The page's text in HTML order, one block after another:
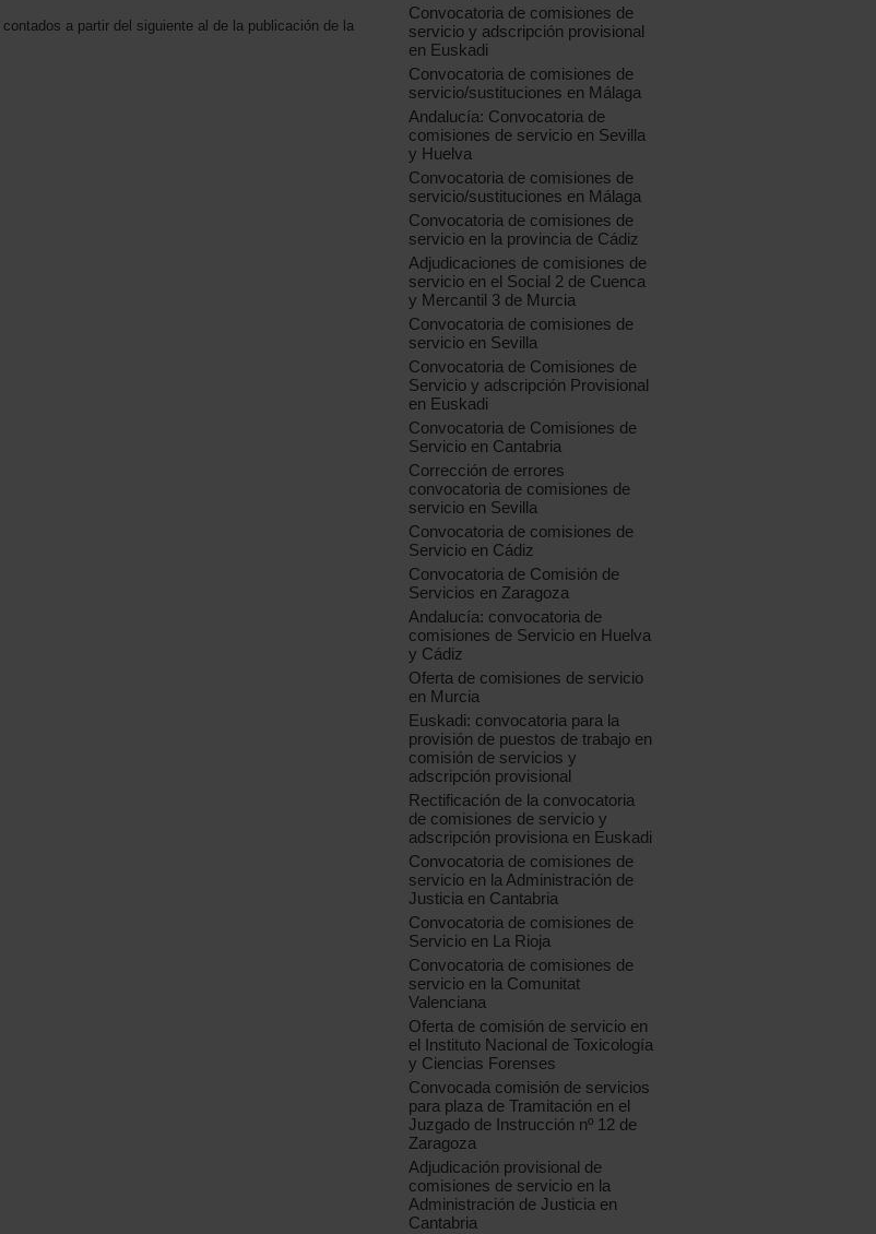
contados a partir del siguiente al de la publicación de la
Convocatoria de comisiones de
servicio y adscripción provisional
en Euskadi
Convocatoria de comisiones de
servicio/sustituciones en Málaga
Andalucía: Convocatoria de
comisiones de servicio en Sevilla
y Huelva
Convocatoria de comisiones de
servicio/sustituciones en Málaga
Convocatoria de comisiones de
servicio en la provincia de Cádiz
Adjudicaciones de comisiones de
servicio en el Social 2 de Cuenca
y Mercantil 3 de Murcia
Convocatoria de comisiones de
servicio en Sevilla
Convocatoria de Comisiones de
Servicio y adscripción Provisional
en Euskadi
Convocatoria de Comisiones de
Servicio en Cantabria
Corrección de errores
convocatoria de comisiones de
servicio en Sevilla
Convocatoria de comisiones de
Servicio en Cádiz
Convocatoria de Comisión de
Servicios en Zaragoza
Andalucía: convocatoria de
comisiones de Servicio en Huelva
y Cádiz
Oferta de comisiones de servicio
en Murcia
Euskadi: convocatoria para la
provisión de puestos de trabajo en
comisión de servicios y
adscripción provisional
Rectificación de la convocatoria
de comisiones de servicio y
adscripción provisiona en Euskadi
Convocatoria de comisiones de
servicio en la Administración de
Justicia en Cantabria
Convocatoria de comisiones de
Servicio en La Rioja
Convocatoria de comisiones de
servicio en la Comunitat
Valenciana
Oferta de comisión de servicio en
el Instituto Nacional de Toxicología
y Ciencias Forenses
Convocada comisión de servicios
para plaza de Tramitación en el
Juzgado de Instrucción nº 12 de
Zaragoza
Adjudicación provisional de
comisiones de servicio en la
Administración de Justicia en
Cantabria